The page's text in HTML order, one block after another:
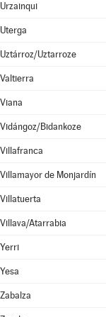
Urzainqui
Uterga
Uztárroz/Uztarroze
Valtierra
Viana
Vidángoz/Bidankoze
Villafranca
Villamayor de Monjardín
Villatuerta
Villava/Atarrabia
Yerri
Yesa
Zabalza